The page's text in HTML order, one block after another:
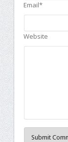
Email*
Website
Submit